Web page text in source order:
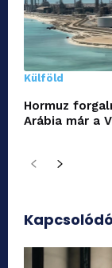
Külföld
Hormuz
Arábia már a